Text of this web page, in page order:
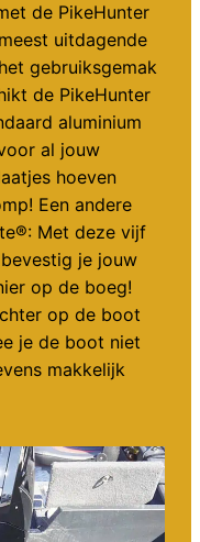
de PikeHunter
uitdagende
gebruiksgemak
de PikeHunter
aluminium
al jouw
hoeven
Een andere
Met deze vijf
je jouw
op de boeg!
op de boot
je de boot niet
makkelijk